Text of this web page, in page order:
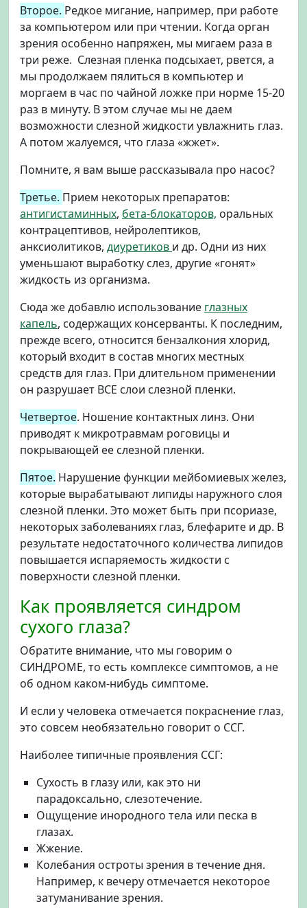
Второе. Редкое мигание, например, при работе
за компьютером или при чтении. Когда орган
зрения особенно напряжен, мы мигаем раза в
три реже. Слезная пленка подсыхает, рвется, а
мы продолжаем пялиться в компьютер и
моргаем в час по чайной ложке при норме 15-20
раз в минуту. В этом случае мы не даем
возможности слезной жидкости увлажнить глаз.
А потом жалуемся, что глаза «жжет».
Помните, я вам выше рассказывала про насос?
Третье. Прием некоторых препаратов:
антигистаминных, бета-блокаторов, оральных
контрацептивов, нейролептиков,
анксиолитиков, диуретиков и др. Одни из них
уменьшают выработку слез, другие «гонят»
жидкость из организма.
Сюда же добавлю использование глазных
капель, содержащих консерванты. К последним,
прежде всего, относится бензалкония хлорид,
который входит в состав многих местных
средств для глаз. При длительном применении
он разрушает ВСЕ слои слезной пленки.
Четвертое. Ношение контактных линз. Они
приводят к микротравмам роговицы и
покрывающей ее слезной пленки.
Пятое. Нарушение функции мейбомиевых желез,
которые вырабатывают липиды наружного слоя
слезной пленки. Это может быть при псориазе,
некоторых заболеваниях глаз, блефарите и др. В
результате недостаточного количества липидов
повышается испаряемость жидкости с
поверхности слезной пленки.
Как проявляется синдром
сухого глаза?
Обратите внимание, что мы говорим о
СИНДРОМЕ, то есть комплексе симптомов, а не
об одном каком-нибудь симптоме.
И если у человека отмечается покраснение глаз,
это совсем необязательно говорит о ССГ.
Наиболее типичные проявления ССГ:
Сухость в глазу или, как это ни
парадоксально, слезотечение.
Ощущение инородного тела или песка в
глазах.
Жжение.
Колебания остроты зрения в течение дня.
Например, к вечеру отмечается некоторое
затуманивание зрения.